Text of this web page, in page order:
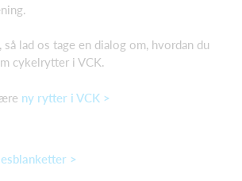
så lad os tage en dialog om, hvordan du
cykelrytter i VCK.
ny rytter i VCK >
>